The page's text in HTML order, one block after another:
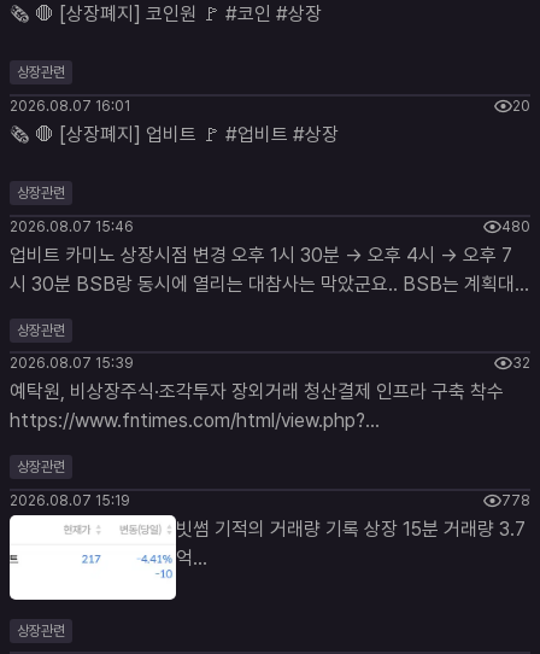
🗞 🛑 [상장폐지] 코인원 🚩 #코인 #상장
상장관련
2026.08.07 16:01
20
🗞 🛑 [상장폐지] 업비트 🚩 #업비트 #상장
상장관련
2026.08.07 15:46
480
업비트 카미노 상장시점 변경 오후 1시 30분 -> 오후 4시 -> 오후 7
시 30분 BSB랑 동시에 열리는 대참사는 막았군요.. BSB는 계획대
상장관련
2026.08.07 15:39
32
예탁원, 비상장주식·조각투자 장외거래 청산결제 인프라 구축 착수
https://www.fntimes.com/html/view.php?
ud=2026080711015339140f4390e77d_18
상장관련
2026.08.07 15:19
778
빗썸 기적의 거래량 기록 상장 15분 거래량 3.7
억...
상장관련